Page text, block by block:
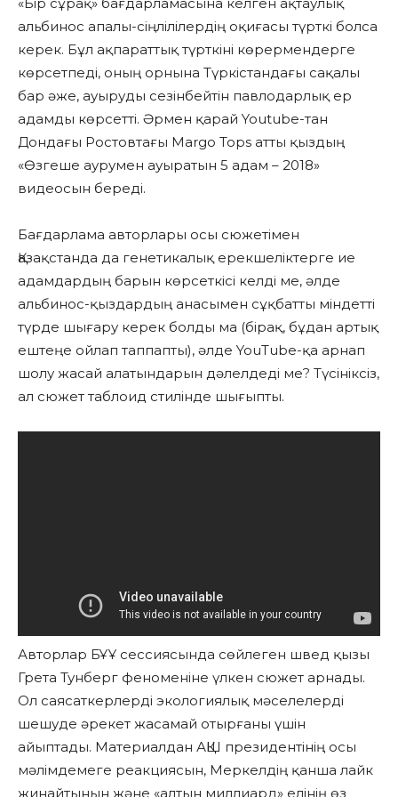
«Бір сұрақ» бағдарламасына келген ақтаулық
альбинос апалы-сіңлілілердің оқиғасы түрткі болса
керек. Бұл ақпараттық түрткіні көрермендерге
көрсетпеді, оның орнына Түркістандағы сақалы
бар әже, ауыруды сезінбейтін павлодарлық ер
адамды көрсетті. Әрмен қарай Youtube-тан
Дондағы Ростовтағы Margo Tops атты қыздың
«Өзгеше аурумен ауыратын 5 адам – 2018»
видеосын береді.
Бағдарлама авторлары осы сюжетімен
Қазақстанда да генетикалық ерекшеліктерге ие
адамдардың барын көрсеткісі келді ме, әлде
альбинос-қыздардың анасымен сұқбатты міндетті
түрде шығару керек болды ма (бірақ, бұдан артық
ештеңе ойлап таппапты), әлде YouTube-қа арнап
шолу жасай алатындарын дәлелдеді ме? Түсініксіз,
ал сюжет таблоид стилінде шығыпты.
Авторлар БҰҰ сессиясында сөйлеген швед қызы
Грета Тунберг феноменіне үлкен сюжет арнады.
Ол саясаткерлерді экологиялық мәселелерді
шешуде әрекет жасамай отырғаны үшін
айыптады. Материалдан АҚШ президентінің осы
мәлімдемеге реакциясын, Меркелдің қанша лайк
жинайтынын және «алтын миллиард» елінің өз